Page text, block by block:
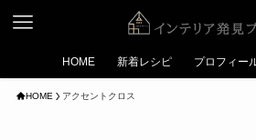
HOME 新着レシピ プロフィー
HOME アクセントクロス